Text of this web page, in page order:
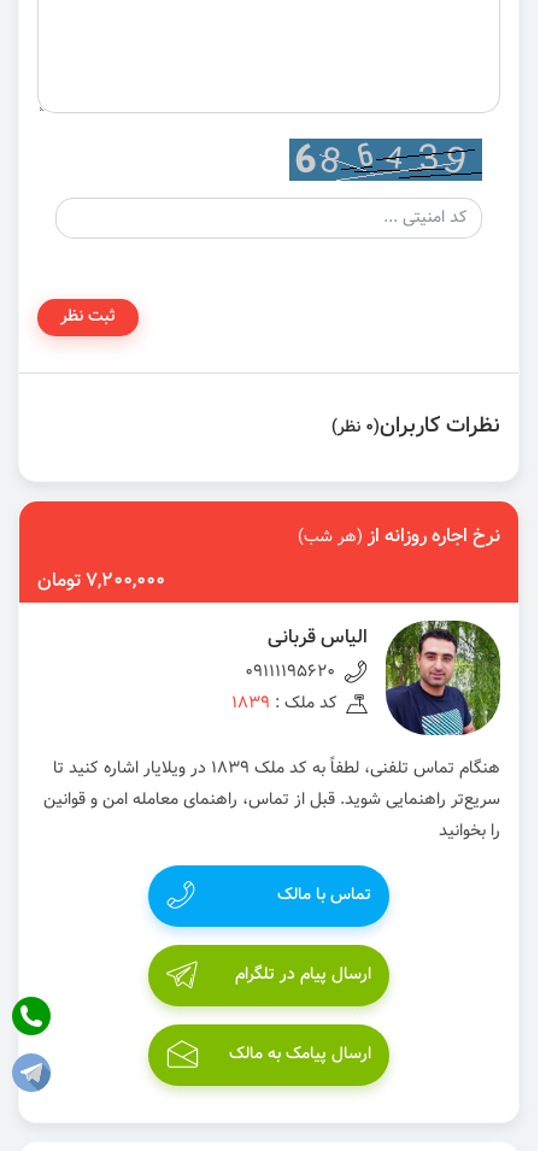
ثبت نظر
نظرات کاربران(0 نظر)
نرخ اجاره روزانه از(هر شب)
7,200,000 تومان
الیاس قربانی
09111195620
کد ملک : 1839
هنگام تماس تلفنی، لطفاً به کد ملک 1839 در ویلایار اشاره کنید تا
سریع‌تر راهنمایی شوید. قبل از تماس، راهنمای معامله امن و قوانین
را بخوانید
تماس با مالک
ارسال پیام در تلگرام
ارسال پیامک به مالک